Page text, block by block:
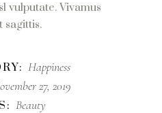
vulputate. Vivamus
sagittis.
Happiness
27, 2019
Beauty